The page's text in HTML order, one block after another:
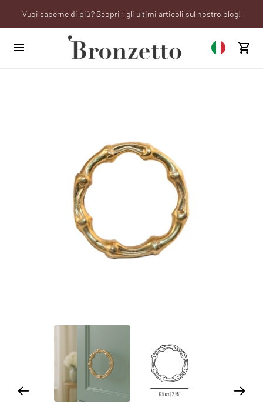
Vuoi saperne di più? Scopri : gli ultimi articoli sul nostro blog!
Sei un professionista? Richiedi il tuo account aziendale!